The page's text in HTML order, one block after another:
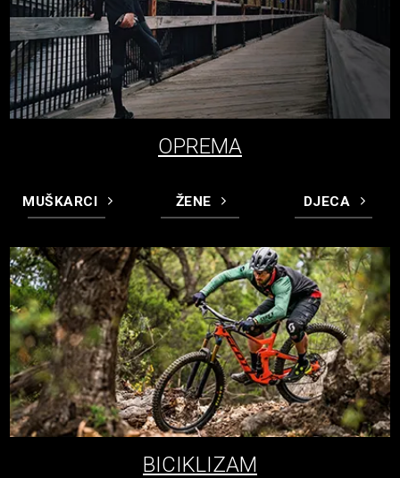
OPREMA
MUŠKARCI ŽENE DJECA
BICIKLIZAM